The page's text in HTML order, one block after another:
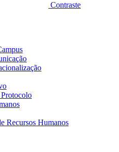
Contraste
Recursos Humanos